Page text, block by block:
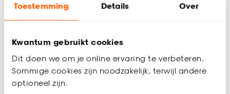
Toestemming Details Over
Kwantum gebruikt cookies
Dit doen we om je online ervaring te verbeteren.
Sommige cookies zijn noodzakelijk, terwijl andere
optioneel zijn.
Productomschrijving